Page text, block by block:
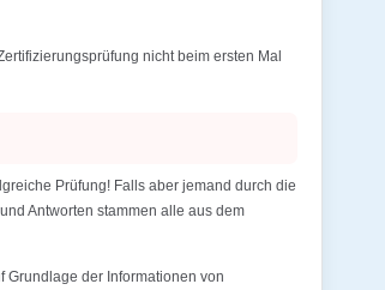
nicht beim ersten Mal
Prüfung! Falls aber jemand durch die
Antworten stammen alle aus dem
Grundlage der Informationen von